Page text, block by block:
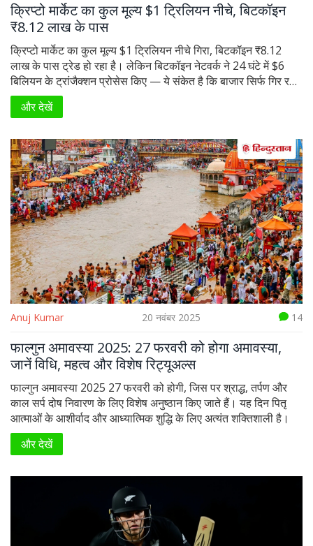
क्रिप्टो मार्केट का कुल मूल्य $1 ट्रिलियन नीचे, बिटकॉइन
₹8.12 लाख के पास
क्रिप्टो मार्केट का कुल मूल्य $1 ट्रिलियन नीचे गिरा, बिटकॉइन ₹8.12
लाख के पास ट्रेड हो रहा है। लेकिन बिटकॉइन नेटवर्क ने 24 घंटे में $6
बिलियन के ट्रांजैक्शन प्रोसेस किए — ये संकेत है कि बाजार सिर्फ गिर रहा
नहीं, बल्कि मजबूत हो रहा है।
और देखें
Anuj Kumar 20 नवंबर 2025 14
फाल्गुन अमावस्या 2025: 27 फरवरी को होगा अमावस्या,
जानें विधि, महत्व और विशेष रिट्यूअल्स
फाल्गुन अमावस्या 2025 27 फरवरी को होगी, जिस पर श्राद्ध, तर्पण और
काल सर्प दोष निवारण के लिए विशेष अनुष्ठान किए जाते हैं। यह दिन पितृ
आत्माओं के आशीर्वाद और आध्यात्मिक शुद्धि के लिए अत्यंत शक्तिशाली है।
और देखें